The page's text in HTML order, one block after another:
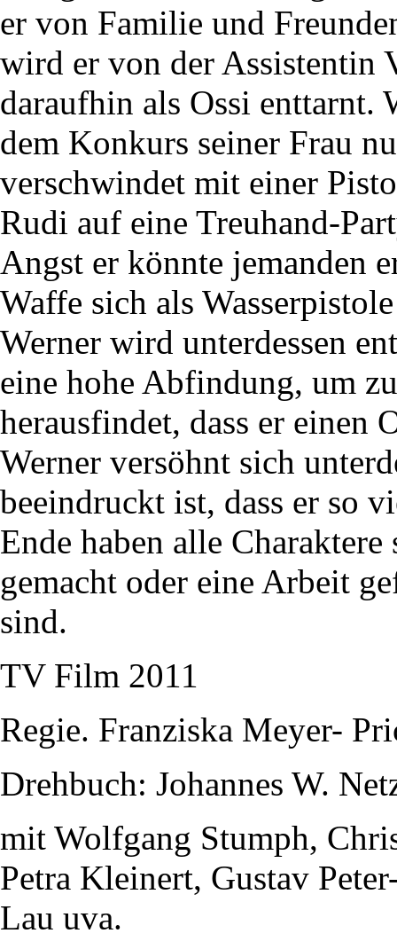
er von Familie und
wird er von der Assistentin
daraufhin als Ossi enttarnt.
dem Konkurs seiner Frau
verschwindet mit einer
Rudi auf eine Treuhand-
Angst er könnte jemanden
Waffe sich als
Werner wird unterdessen
eine hohe Abfindung, um
herausfindet, dass er einen
Werner versöhnt sich
beeindruckt ist, dass er so
Ende haben alle
gemacht oder eine Arbeit
sind.
TV Film 2011
Regie. Franziska Meyer-
Drehbuch: Johannes W.
mit Wolfgang Stumph,
Petra Kleinert, Gustav
Lau uva.